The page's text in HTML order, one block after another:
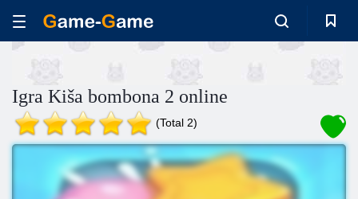
Igra Kiša bombona 2 online
(Total 2)